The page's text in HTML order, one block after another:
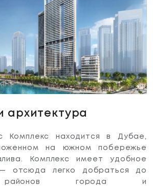
архитектура
Комплекс находится в Дубае,
на южном побережье
Комплекс имеет удобное
отсюда легко добраться до
районов города и